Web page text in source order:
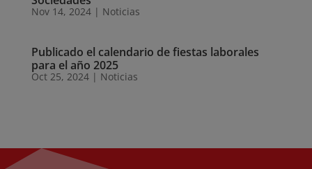
Nov 14, 2024| Noticias
Publicado el calendario de fiestas laborales
para el año 2025
Oct 25, 2024| Noticias